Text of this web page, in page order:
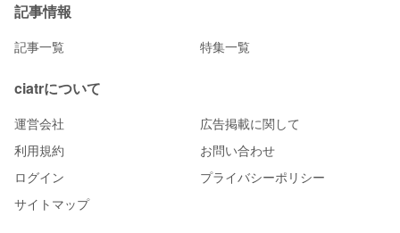
記事情報
記事一覧 特集一覧
ciatrについて
運営会社
広告掲載に関して
利用規約
お問い合わせ
ログイン
プライバシーポリシー
サイトマップ